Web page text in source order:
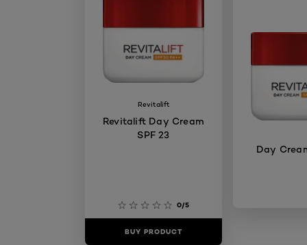
Revitalift
Revitalift Day Cream
SPF 23
0/5
BUY PRODUCT
Day